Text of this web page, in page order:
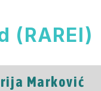
(RAREI)
Marković